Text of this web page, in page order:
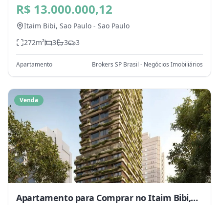
Sao Paulo - SP
R$ 13.000.000,12
Itaim Bibi, Sao Paulo - Sao Paulo
272m² 3 3 3
Apartamento Brokers SP Brasil - Negócios Imobiliários
Venda
Apartamento para Comprar no Itaim Bibi,